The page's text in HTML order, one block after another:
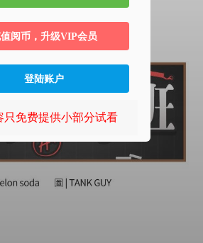
阅币，升级VIP会员
登陆账户
只免费提供小部分试看